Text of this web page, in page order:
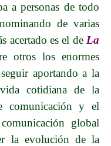
a personas de todo
de varias
acertado es el de La
otros los enormes
aportando a la
cotidiana de la
comunicación y el
global
la evolución de la